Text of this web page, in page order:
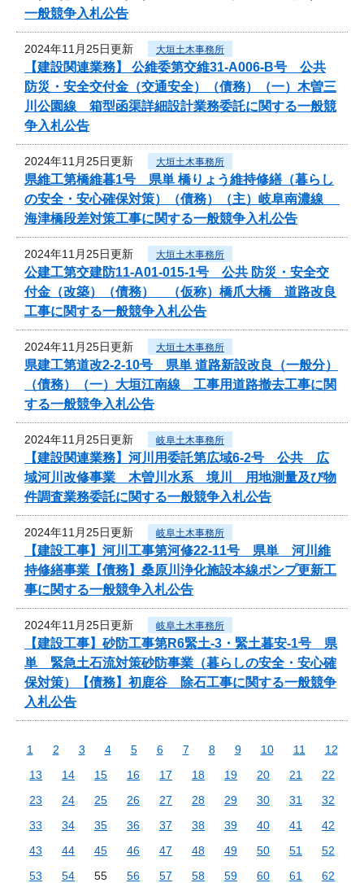
一般競争入札公告
2024年11月25日更新 大垣土木事務所
【建設関連業務】 公維委第交維31-A006-B号 公共
防災・安全交付金（交通安全）（債務）（一）木曽三
川公園線 箱型函渠詳細設計業務委託に関する一般競
争入札公告
2024年11月25日更新 大垣土木事務所
県維工第橋維暮1号 県単 橋りょう維持修繕（暮らし
の安全・安心確保対策）（債務）（主）岐阜南濃線
海津橋段差対策工事に関する一般競争入札公告
2024年11月25日更新 大垣土木事務所
公建工第交建防11-A01-015-1号 公共 防災・安全交
付金（改築）（債務） （仮称）橋爪大橋 道路改良
工事に関する一般競争入札公告
2024年11月25日更新 大垣土木事務所
県建工第道改2-2-10号 県単 道路新設改良（一般分）
（債務）（一）大垣江南線 工事用道路撤去工事に関
する一般競争入札公告
2024年11月25日更新 岐阜土木事務所
【建設関連業務】河川用委託第広域6-2号 公共 広
域河川改修事業 木曽川水系 境川 用地測量及び物
件調査業務委託に関する一般競争入札公告
2024年11月25日更新 岐阜土木事務所
【建設工事】河川工事第河修22-11号 県単 河川維
持修繕事業【債務】桑原川浄化施設本線ポンプ更新工
事に関する一般競争入札公告
2024年11月25日更新 岐阜土木事務所
【建設工事】砂防工事第R6緊土-3・緊土暮安-1号 県
単 緊急土石流対策砂防事業（暮らしの安全・安心確
保対策）【債務】初鹿谷 除石工事に関する一般競争
入札公告
1 2 3 4 5 6 7 8 9 10 11
12
13
14 15 16 17 18 19 20 21
22
23
24 25 26 27 28 29 30 31
32
33
34 35 36 37 38 39 40 41
42
43
44 45 46 47 48 49 50 51
52
53
54 55 56 57 58 59 60 61
62